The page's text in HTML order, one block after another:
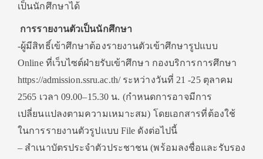
เป็นนักศึกษาได้
การรายงานตัวเป็นนักศึกษา
-ผู้มีสิทธิ์เข้าศึกษาต้องรายงานตัวเข้าศึกษารูปแบบ
Online ที่เว็บไซต์ฝ่ายรับเข้าศึกษา กองบริการการศึกษา
https://admission.ssru.ac.th/ ระหว่างวันที่ 21 -25 ตุลาคม
2565 เวลา 09.00–15.30 น. (กำหนดการอาจมีการ
เปลี่ยนแปลงตามความเหมาะสม) โดยเอกสารที่ต้องใช้
ในการรายงานตัวรูปแบบ File ดังต่อไปนี้
– สำเนาบัตรประจำตัวประชาชน (พร้อมลงชื่อและรับรอง